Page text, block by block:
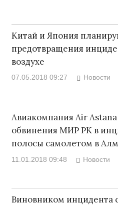
Китай и Япония
предотвращения
воздухе
07.05.2018 09:27 Новости
Авиакомпания Air Astana
обвинения МИР РК в
полосы самолетом в
11.01.2018 09:48 Новости
Виновником инцидента